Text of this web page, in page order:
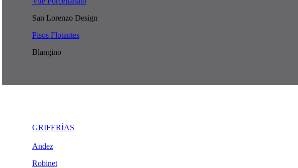
San Lorenzo Design
Pisos Flotantes
Blangino
GRIFERÍAS
Andez
Robinet